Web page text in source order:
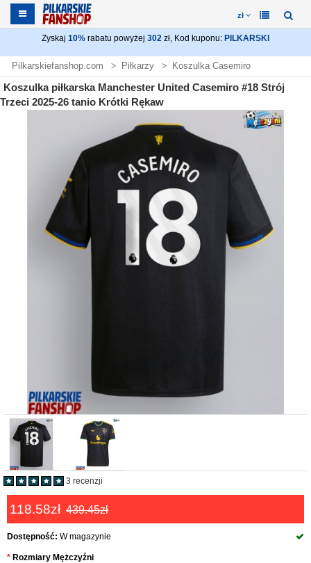
zł
Zyskaj 10% rabatu powyżej 302 zł, Kod kuponu: PILKARSKI
Pilkarskiefanshop.com Piłkarzy Koszulka Casemiro
Koszulka piłkarska Manchester United Casemiro #18 Strój
Trzeci 2025-26 tanio Krótki Rękaw
3 recenzji
118.58zł 439.45zł
Dostępność: W magazynie
Rozmiary Mężczyźni